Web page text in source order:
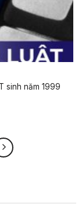
sinh năm 1999